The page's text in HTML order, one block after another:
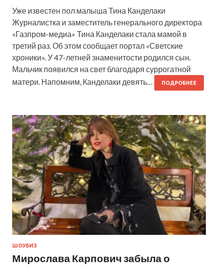
Уже известен пол малыша Тина Канделаки
Журналистка и заместитель генерального директора
«Газпром-медиа» Тина Канделаки стала мамой в
третий раз. Об этом сообщает портал «Светские
хроники». У 47-летней знаменитости родился сын.
Мальчик появился на свет благодаря суррогатной
матери. Напомним, Канделаки девять…
ПОДРОБНЕЕ
ШОУБИЗ
Мирослава Карпович забыла о